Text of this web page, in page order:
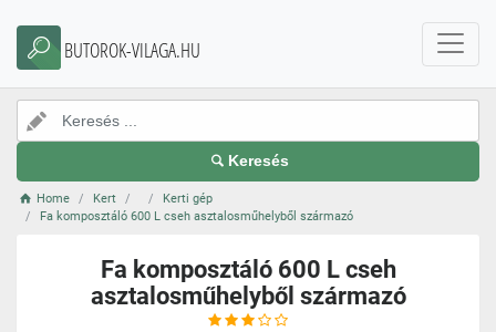
BUTOROK-VILAGA.HU
Keresés
Home Kert
Kerti gép
Fa komposztáló 600 L cseh asztalosműhelyből származó
Fa komposztáló 600 L cseh
asztalosműhelyből származó